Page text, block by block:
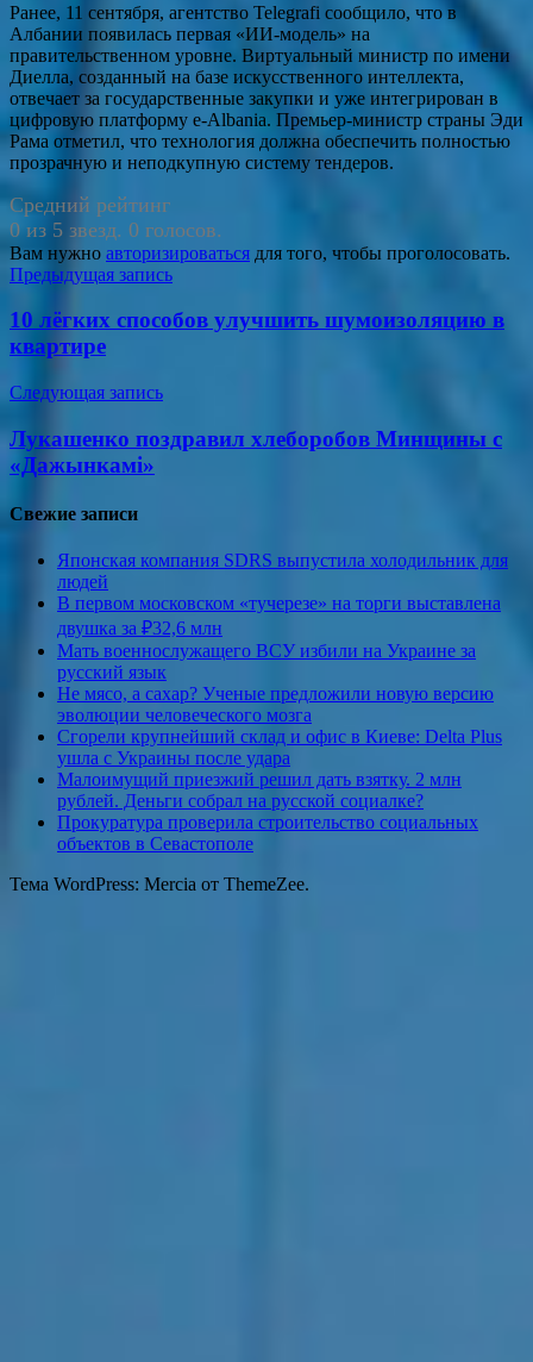
Ранее, 11 сентября, агентство Telegrafi сообщило, что в
Албании появилась первая «ИИ-модель» на
правительственном уровне. Виртуальный министр по имени
Диелла, созданный на базе искусственного интеллекта,
отвечает за государственные закупки и уже интегрирован в
цифровую платформу e-Albania. Премьер-министр страны Эди
Рама отметил, что технология должна обеспечить полностью
прозрачную и неподкупную систему тендеров.
Средний рейтинг
0 из 5 звезд. 0 голосов.
Вам нужно авторизироваться для того, чтобы проголосовать.
Навигация
по
записям
Предыдущая запись
10 лёгких способов улучшить шумоизоляцию в
квартире
Следующая запись
Лукашенко поздравил хлеборобов Минщины с
«Дажынкамi»
Свежие записи
Японская компания SDRS выпустила холодильник для
людей
В первом московском «тучерезе» на торги выставлена
двушка за ₽32,6 млн
Мать военнослужащего ВСУ избили на Украине за
русский язык
Не мясо, а сахар? Ученые предложили новую версию
эволюции человеческого мозга
Сгорели крупнейший склад и офис в Киеве: Delta Plus
ушла с Украины после удара
Малоимущий приезжий решил дать взятку. 2 млн
рублей. Деньги собрал на русской социалке?
Прокуратура проверила строительство социальных
объектов в Севастополе
Тема WordPress: Mercia от ThemeZee.